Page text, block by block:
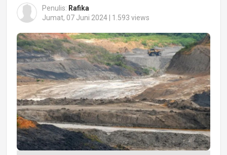
Penulis: Rafika
Jumat, 07 Juni 2024 | 1.593 views